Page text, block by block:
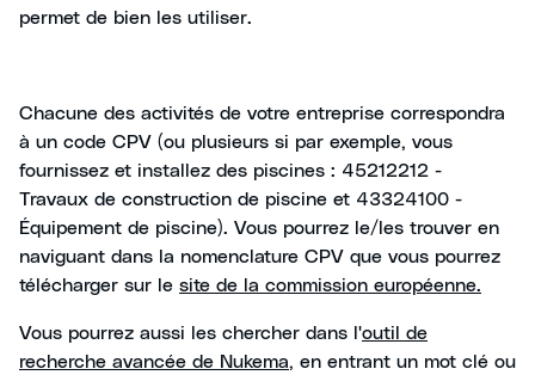
permet de bien les utiliser.
Chacune des activités de votre entreprise correspondra
à un code CPV (ou plusieurs si par exemple, vous
fournissez et installez des piscines : 45212212 -
Travaux de construction de piscine et 43324100 -
Équipement de piscine). Vous pourrez le/les trouver en
naviguant dans la nomenclature CPV que vous pourrez
télécharger sur le site de la commission européenne.
Vous pourrez aussi les chercher dans l'outil de
recherche avancée de Nukema, en entrant un mot clé ou